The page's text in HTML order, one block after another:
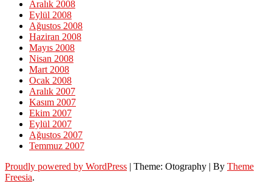
Aralık 2008
Eylül 2008
Ağustos 2008
Haziran 2008
Mayıs 2008
Nisan 2008
Mart 2008
Ocak 2008
Aralık 2007
Kasım 2007
Ekim 2007
Eylül 2007
Ağustos 2007
Temmuz 2007
Proudly powered by WordPress | Theme: Otography | By Theme
Freesia.